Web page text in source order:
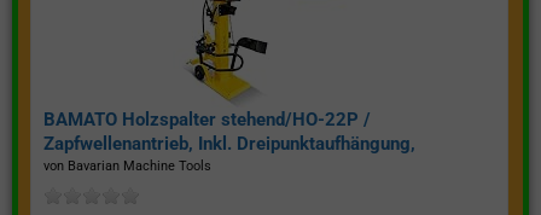
BAMATO Holzspalter stehend/HO-22P /
Zapfwellenantrieb, Inkl. Dreipunktaufhängung,
Spaltkraft 22 Tonnen*
von Bavarian Machine Tools